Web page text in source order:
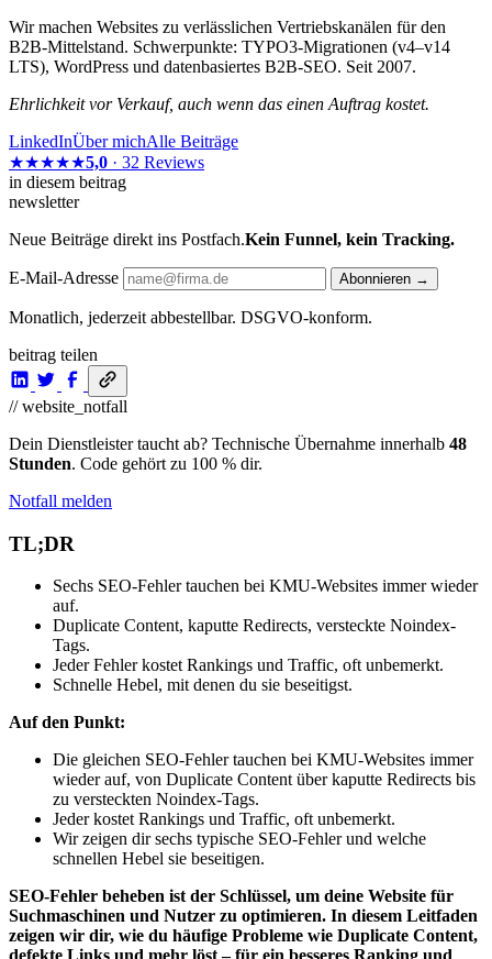
Wir machen Websites zu verlässlichen Vertriebskanälen für den
B2B-Mittelstand. Schwerpunkte: TYPO3-Migrationen (v4–v14
LTS), WordPress und datenbasiertes B2B-SEO. Seit 2007.
Ehrlichkeit vor Verkauf, auch wenn das einen Auftrag kostet.
LinkedInÜber michAlle Beiträge
★★★★★5,0 · 32 Reviews
in diesem beitrag
newsletter
Neue Beiträge direkt ins Postfach.Kein Funnel, kein Tracking.
E-Mail-Adresse Abonnieren →
Monatlich, jederzeit abbestellbar. DSGVO-konform.
beitrag teilen
// website_notfall
Dein Dienstleister taucht ab? Technische Übernahme innerhalb 48
Stunden. Code gehört zu 100 % dir.
Notfall melden
TL;DR
Sechs SEO-Fehler tauchen bei KMU-Websites immer wieder
auf.
Duplicate Content, kaputte Redirects, versteckte Noindex-
Tags.
Jeder Fehler kostet Rankings und Traffic, oft unbemerkt.
Schnelle Hebel, mit denen du sie beseitigst.
Auf den Punkt:
Die gleichen SEO-Fehler tauchen bei KMU-Websites immer
wieder auf, von Duplicate Content über kaputte Redirects bis
zu versteckten Noindex-Tags.
Jeder kostet Rankings und Traffic, oft unbemerkt.
Wir zeigen dir sechs typische SEO-Fehler und welche
schnellen Hebel sie beseitigen.
SEO-Fehler beheben ist der Schlüssel, um deine Website für
Suchmaschinen und Nutzer zu optimieren. In diesem Leitfaden
zeigen wir dir, wie du häufige Probleme wie Duplicate Content,